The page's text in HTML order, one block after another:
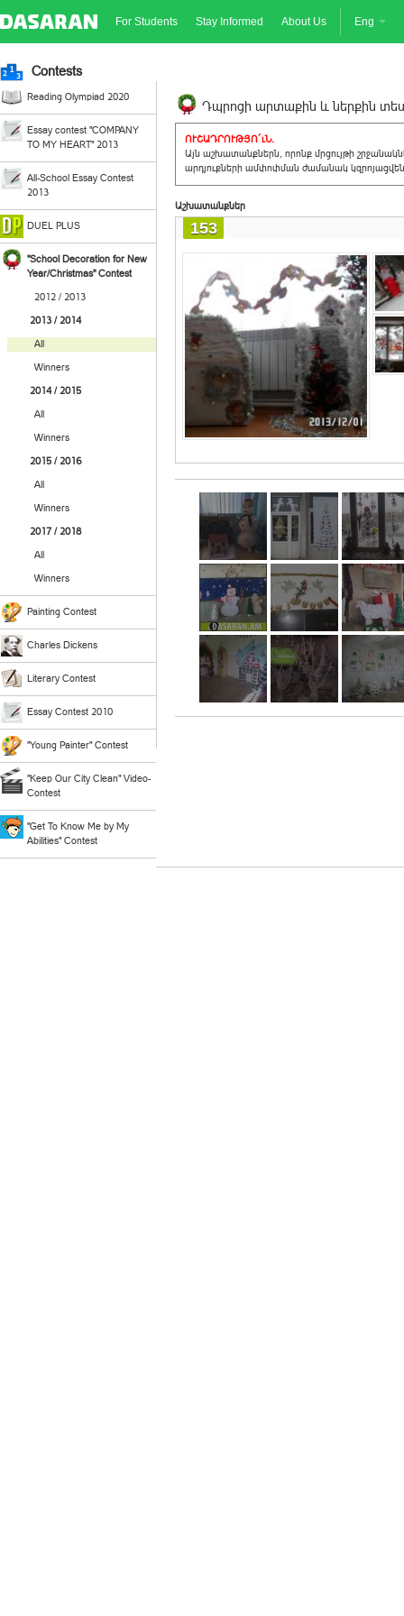
For Students Stay Informed About Us Eng
Contests
Reading Olympiad 2020
Essay contest "COMPANY
TO MY HEART" 2013
All-School Essay Contest
2013
DUEL PLUS
"School Decoration for New
Year/Christmas" Contest
2012 / 2013
2013 / 2014
All
Winners
2014 / 2015
All
Winners
2015 / 2016
All
Winners
2017 / 2018
All
Winners
Painting Contest
Charles Dickens
Literary Contest
Essay Contest 2010
"Young Painter" Contest
"Keep Our City Clean" Video-
Contest
"Get To Know Me by My
Abilities" Contest
Դպրոցի արտաքին և ներքին
ՈՒՇԱԴՐՈՒԹՅՈ´ւՆ.
Այն աշխատանքներն, որոնք մրցույթի
արդյուքների ամփոփման ժամանակ
Աշխատանքներ
153